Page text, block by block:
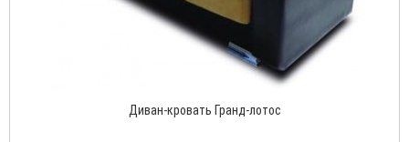
Диван-кровать Гранд-лотос